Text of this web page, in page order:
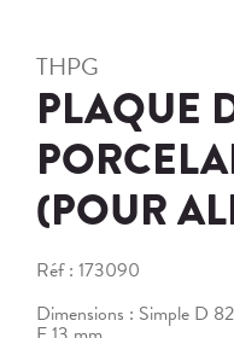
THPG
PLAQUE
(POUR
Réf : 173090
Dimensions : Simple D